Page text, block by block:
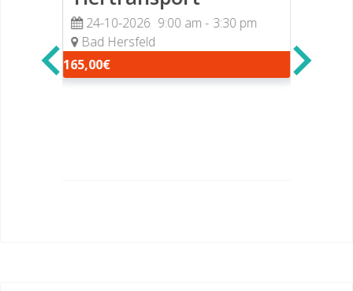
24-10-2026 9:00 am - 3:30 pm
Bad Hersfeld
165,00€